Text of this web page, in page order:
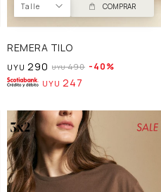
Talle COMPRAR
REMERA TILO
UYU 290 UYU 490 40
UYU 247